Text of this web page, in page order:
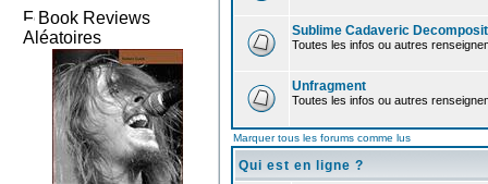
Book Reviews
Aléatoires
Sublime Cadaveric
Toutes les infos ou autres
Unfragment
Toutes les infos ou autres
Marquer tous les forums comme lus
Qui est en ligne ?